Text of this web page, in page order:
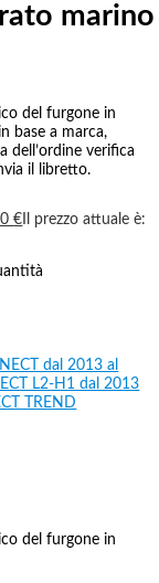
marino
€ Il prezzo attuale è:
del furgone in
base a marca,
dell’ordine verifica
il libretto.
dal 2013 al
L2-H1 dal 2013
TREND
del furgone in